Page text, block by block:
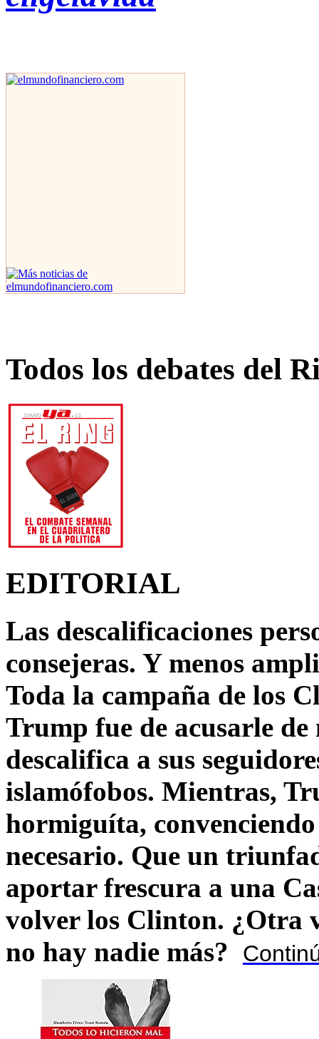
Todos los debates del
EDITORIAL
Las descalificaciones
consejeras. Y menos
Toda la campaña de los
Trump fue de acusarle
descalifica a sus
islamófobos. Mientras,
hormiguíta,
necesario. Que un
aportar frescura a una
volver los Clinton. ¿Otra
no hay nadie más?